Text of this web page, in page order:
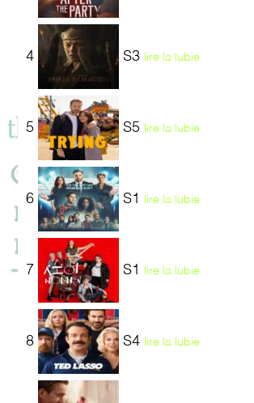
4 S3 lire la lubie
5 S5 lire la lubie
6 S1 lire la lubie
7 S1 lire la lubie
8 S4 lire la lubie